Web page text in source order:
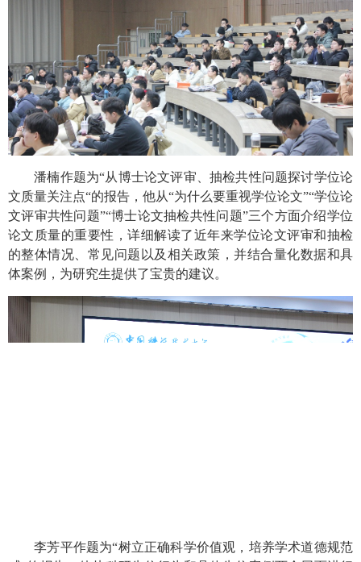
潘楠作题为“从博士论文评审、抽检共性问题探讨学位论
文质量关注点“的报告，他从“为什么要重视学位论文”“学位论
文评审共性问题”“博士论文抽检共性问题”三个方面介绍学位
论文质量的重要性，详细解读了近年来学位论文评审和抽检
的整体情况、常见问题以及相关政策，并结合量化数据和具
体案例，为研究生提供了宝贵的建议。
李芳平作题为“树立正确科学价值观，培养学术道德规范